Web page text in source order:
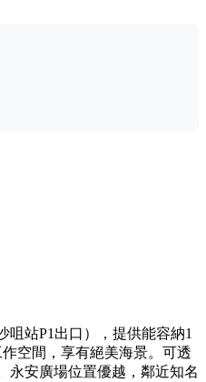
咀站P1出口），提供能容納1
空間，享有絕美海景。可透
永安廣場位置優越，鄰近知名